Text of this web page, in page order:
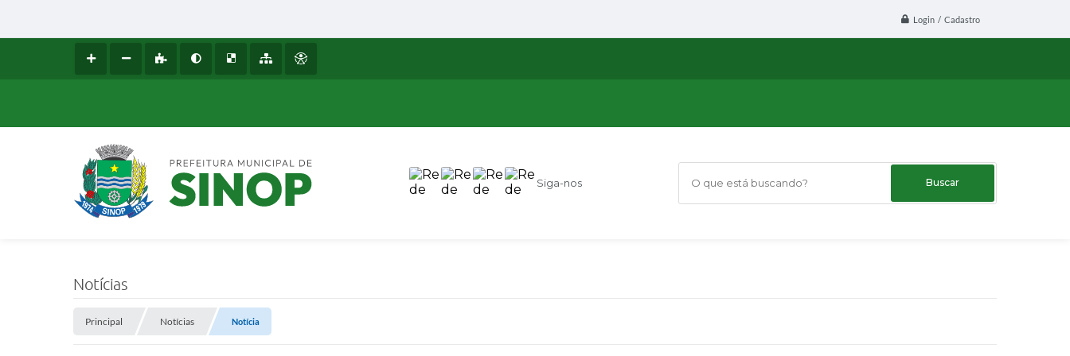
Login / Cadastro
Siga-nos O que está buscando?
Notícias
Principal Notícias Notícia